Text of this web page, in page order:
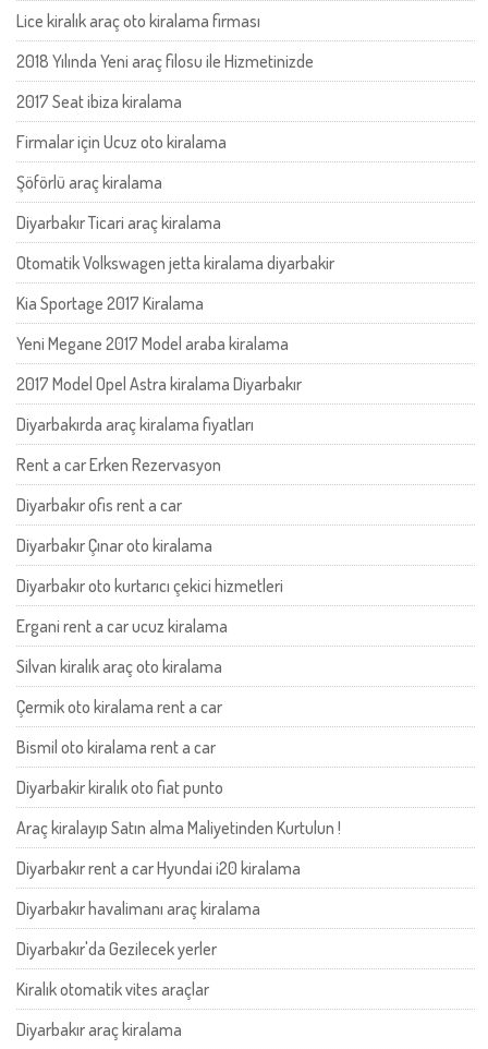
Lice kiralık araç oto kiralama firması
2018 Yılında Yeni araç filosu ile Hizmetinizde
2017 Seat ibiza kiralama
Firmalar için Ucuz oto kiralama
Şöförlü araç kiralama
Diyarbakır Ticari araç kiralama
Otomatik Volkswagen jetta kiralama diyarbakir
Kia Sportage 2017 Kiralama
Yeni Megane 2017 Model araba kiralama
2017 Model Opel Astra kiralama Diyarbakır
Diyarbakırda araç kiralama fiyatları
Rent a car Erken Rezervasyon
Diyarbakır ofis rent a car
Diyarbakır Çınar oto kiralama
Diyarbakır oto kurtarıcı çekici hizmetleri
Ergani rent a car ucuz kiralama
Silvan kiralık araç oto kiralama
Çermik oto kiralama rent a car
Bismil oto kiralama rent a car
Diyarbakir kiralık oto fiat punto
Araç kiralayıp Satın alma Maliyetinden Kurtulun !
Diyarbakır rent a car Hyundai i20 kiralama
Diyarbakır havalimanı araç kiralama
Diyarbakır'da Gezilecek yerler
Kiralık otomatik vites araçlar
Diyarbakır araç kiralama